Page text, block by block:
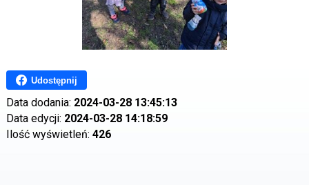
Udostępnij
Data dodania: 2024-03-28 13:45:13
Data edycji: 2024-03-28 14:18:59
Ilość wyświetleń: 426